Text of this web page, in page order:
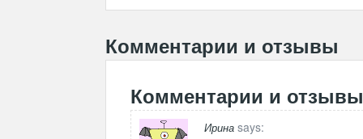
Комментарии и отзывы
Комментарии и отзывы
Ирина says: